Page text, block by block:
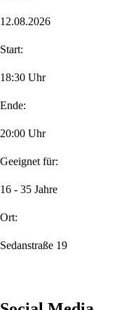
12.08.2026
Start:
18:30 Uhr
Ende:
20:00 Uhr
Geeignet für:
16 - 35 Jahre
Ort:
Sedanstraße 19